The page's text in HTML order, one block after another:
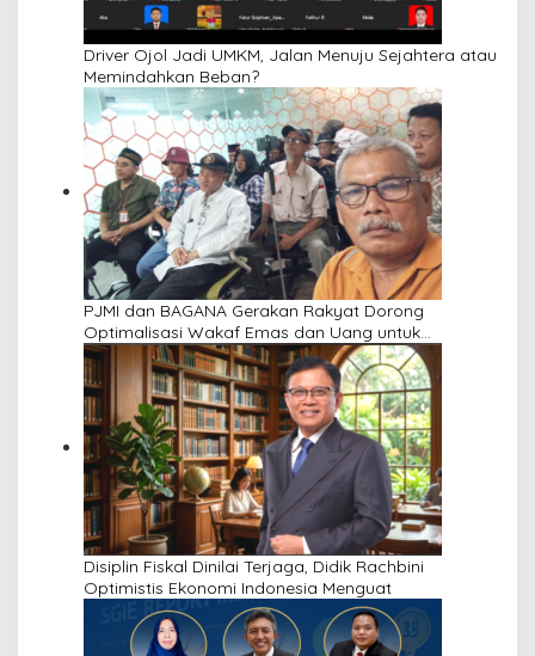
Driver Ojol Jadi UMKM, Jalan Menuju Sejahtera atau
Memindahkan Beban?
PJMI dan BAGANA Gerakan Rakyat Dorong
Optimalisasi Wakaf Emas dan Uang untuk
Pemberdayaan Umat
Disiplin Fiskal Dinilai Terjaga, Didik Rachbini
Optimistis Ekonomi Indonesia Menguat